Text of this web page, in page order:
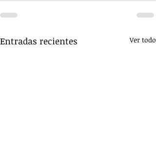
Entradas recientes Ver todo